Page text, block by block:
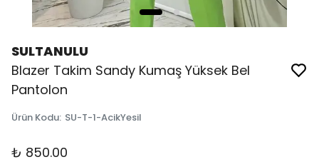
SULTANULU
Blazer Takim Sandy Kumaş Yüksek Bel
Pantolon
Ürün Kodu: SU-T-1-AcikYesil
₺ 850.00